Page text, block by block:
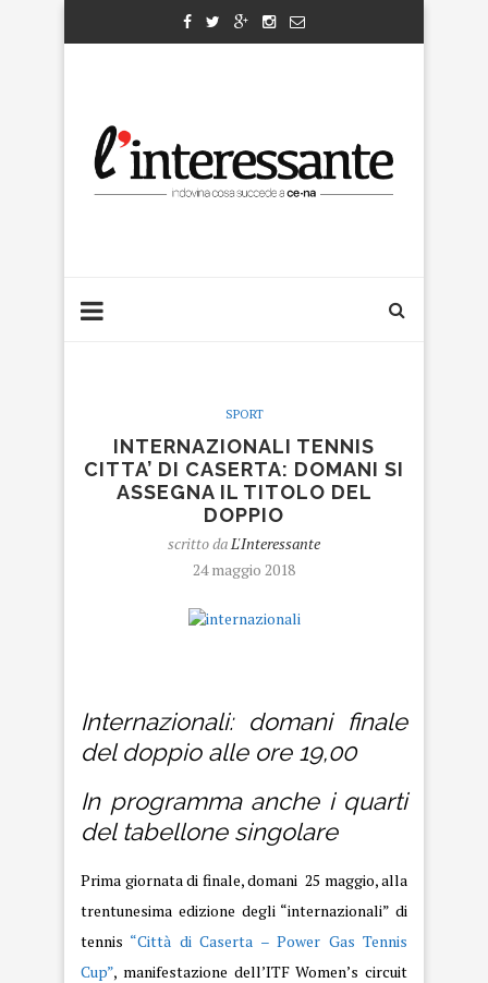
SPORT
INTERNAZIONALI TENNIS
CITTA’ DI CASERTA: DOMANI SI
ASSEGNA IL TITOLO DEL
DOPPIO
scritto da L'Interessante
24 maggio 2018
Internazionali: domani finale
del doppio alle ore 19,00
In programma anche i quarti
del tabellone singolare
Prima giornata di finale, domani 25 maggio, alla
trentunesima edizione degli “internazionali” di
tennis “Città di Caserta – Power Gas Tennis
Cup”, manifestazione dell’ITF Women’s circuit